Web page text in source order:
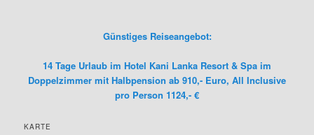
Günstiges Reiseangebot:
14 Tage Urlaub im Hotel Kani Lanka Resort & Spa im
Doppelzimmer mit Halbpension ab 910,- Euro, All Inclusive
pro Person 1124,- €
KARTE